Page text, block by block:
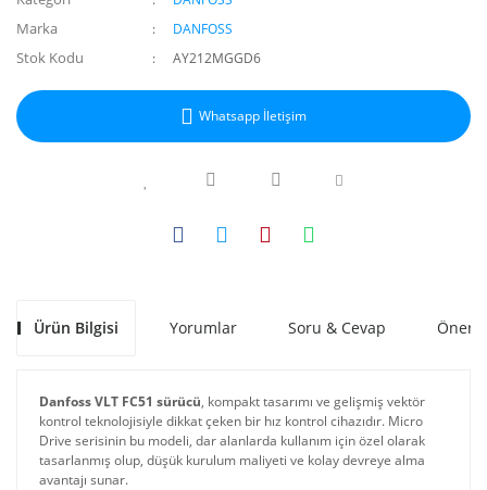
Marka DANFOSS
Stok Kodu AY212MGGD6
Whatsapp İletişim
Ürün Bilgisi Yorumlar Soru & Cevap
Danfoss VLT FC51 sürücü, kompakt tasarımı ve gelişmiş vektör
kontrol teknolojisiyle dikkat çeken bir hız kontrol cihazıdır. Micro
Drive serisinin bu modeli, dar alanlarda kullanım için özel olarak
tasarlanmış olup, düşük kurulum maliyeti ve kolay devreye alma
avantajı sunar.